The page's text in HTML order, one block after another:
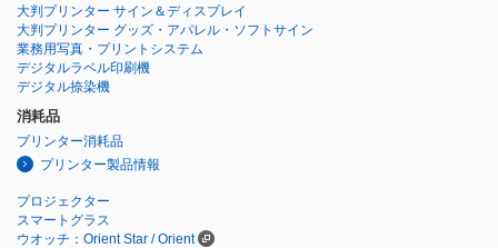
大判プリンター サイン＆ディスプレイ
大判プリンター グッズ・アパレル・ソフトサイン
業務用写真・プリントシステム
デジタルラベル印刷機
デジタル捺染機
消耗品
プリンター消耗品
プリンター製品情報
プロジェクター
スマートグラス
ウオッチ：Orient Star / Orient